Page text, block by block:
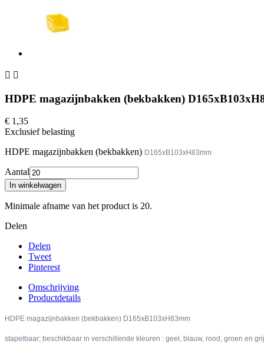
 
HDPE magazijnbakken (bekbakken)
€ 1,35
Exclusief belasting
HDPE magazijnbakken (bekbakken) D165xB103xH83mm
Aantal
In winkelwagen
Minimale afname van het product is 20.
Delen
Delen
Tweet
Pinterest
Omschrijving
Productdetails
HDPE magazijnbakken (bekbakken) D165xB103xH83mm
stapelbaar; beschikbaar in verschillende kleuren : geel, blauw, rood, groen en